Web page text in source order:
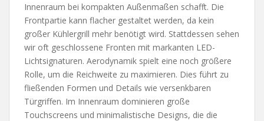
Innenraum bei kompakten Außenmaßen schafft. Die
Frontpartie kann flacher gestaltet werden, da kein
großer Kühlergrill mehr benötigt wird. Stattdessen sehen
wir oft geschlossene Fronten mit markanten LED-
Lichtsignaturen. Aerodynamik spielt eine noch größere
Rolle, um die Reichweite zu maximieren. Dies führt zu
fließenden Formen und Details wie versenkbaren
Türgriffen. Im Innenraum dominieren große
Touchscreens und minimalistische Designs, die die